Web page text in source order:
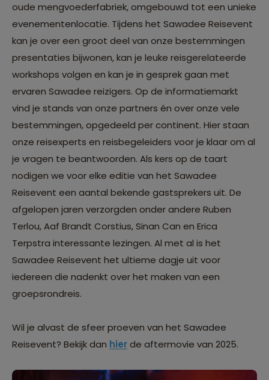
oude mengvoederfabriek, omgebouwd tot een unieke
evenementenlocatie. Tijdens het Sawadee Reisevent
kan je over een groot deel van onze bestemmingen
presentaties bijwonen, kan je leuke reisgerelateerde
workshops volgen en kan je in gesprek gaan met
ervaren Sawadee reizigers. Op de informatiemarkt
vind je stands van onze partners én over onze vele
bestemmingen, opgedeeld per continent. Hier staan
onze reisexperts en reisbegeleiders voor je klaar om al
je vragen te beantwoorden. Als kers op de taart
nodigen we voor elke editie van het Sawadee
Reisevent een aantal bekende gastsprekers uit. De
afgelopen jaren verzorgden onder andere Ruben
Terlou, Aaf Brandt Corstius, Sinan Can en Erica
Terpstra interessante lezingen. Al met al is het
Sawadee Reisevent het ultieme dagje uit voor
iedereen die nadenkt over het maken van een
groepsrondreis.
Wil je alvast de sfeer proeven van het Sawadee
Reisevent? Bekijk dan hierde aftermovie van 2025.